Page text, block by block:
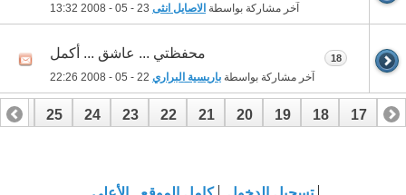
آخر مشاركة بواسطة الاصايل انثى 13:32
محفظتي ... عاشق ... أكمل
آخر مشاركة بواسطة باريسية البراري 22:26
18
16
17
18
19
20
21
22
23
24
25
26